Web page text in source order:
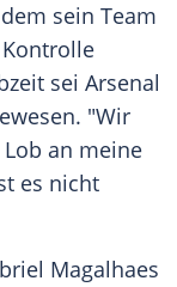
sein Team
sei Arsenal
"Wir
an meine
es nicht
Magalhaes